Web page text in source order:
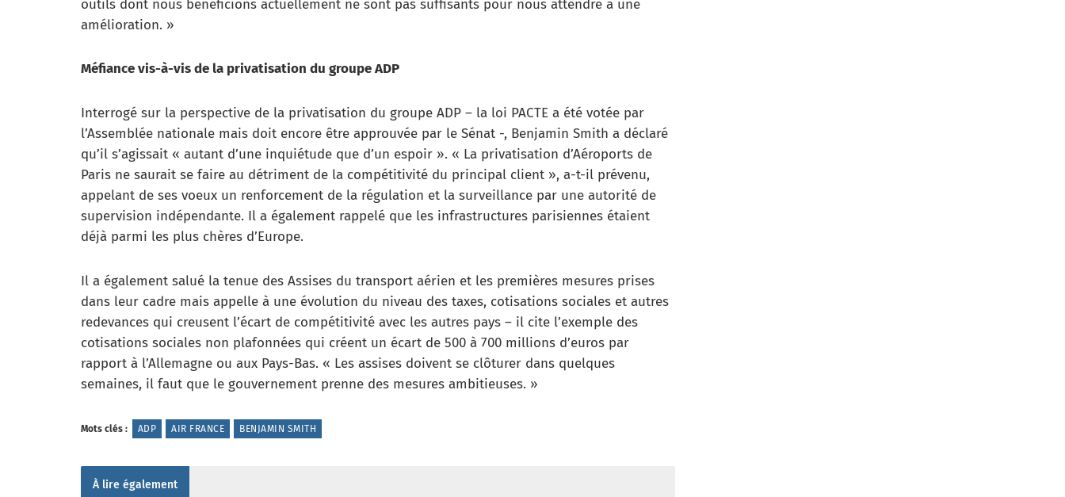
outils dont nous bénéficions actuellement ne sont pas suffisants pour nous attendre à une
amélioration. »
Méfiance vis-à-vis de la privatisation du groupe ADP
Interrogé sur la perspective de la privatisation du groupe ADP – la loi PACTE a été votée par
l’Assemblée nationale mais doit encore être approuvée par le Sénat -, Benjamin Smith a déclaré
qu’il s’agissait « autant d’une inquiétude que d’un espoir ». « La privatisation d’Aéroports de
Paris ne saurait se faire au détriment de la compétitivité du principal client », a-t-il prévenu,
appelant de ses voeux un renforcement de la régulation et la surveillance par une autorité de
supervision indépendante. Il a également rappelé que les infrastructures parisiennes étaient
déjà parmi les plus chères d’Europe.
Il a également salué la tenue des Assises du transport aérien et les premières mesures prises
dans leur cadre mais appelle à une évolution du niveau des taxes, cotisations sociales et autres
redevances qui creusent l’écart de compétitivité avec les autres pays – il cite l’exemple des
cotisations sociales non plafonnées qui créent un écart de 500 à 700 millions d’euros par
rapport à l’Allemagne ou aux Pays-Bas. « Les assises doivent se clôturer dans quelques
semaines, il faut que le gouvernement prenne des mesures ambitieuses. »
Mots clés : ADP AIR FRANCE BENJAMIN SMITH
À lire également